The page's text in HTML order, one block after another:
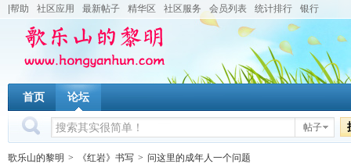
|帮助 社区应用 最新帖子 精华区 社区服务 会员列表 统计排行 银行
首页 论坛
帖子
歌乐山的黎明 > 《红岩》书写 > 问这里的成年人一个问题